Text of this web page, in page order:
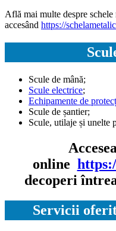
Află mai multe despre schele
accesând https://
Scule de mână;
Scule electrice;
Echipamente de
Scule de șantier;
Scule, utilaje și unelte
online
decoperi
Servicii